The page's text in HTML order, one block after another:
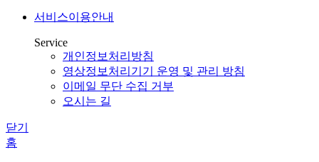
서비스이용안내
Service
개인정보처리방침
영상정보처리기기 운영 및 관리 방침
이메일 무단 수집 거부
오시는 길
닫기
홈